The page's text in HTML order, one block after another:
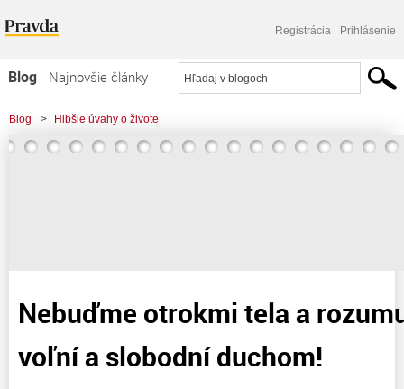
Registrácia Prihlásenie
Blog
Najnovšie články
Najčítanejšie články
Najkomentovanejšie články
Blog > Hlbšie úvahy o živote
> Nebuďme otrokmi tela a rozumu! Staňme sa voľní a slobodní duchom!
Nebuďme otrokmi tela a
voľní a slobodní duchom!